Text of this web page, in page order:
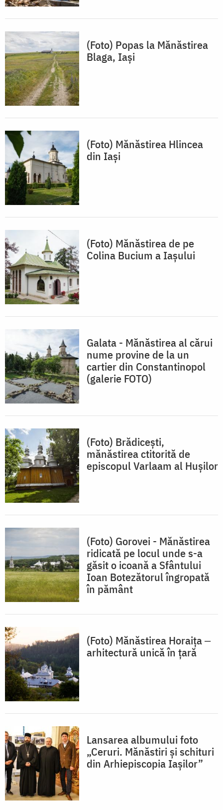
(Foto) Popas la Mănăstirea
Blaga, Iași
(Foto) Mănăstirea Hlincea
din Iași
(Foto) Mănăstirea de pe
Colina Bucium a Iașului
Galata - Mănăstirea al cărui
nume provine de la un
cartier din Constantinopol
(galerie FOTO)
(Foto) Brădiceşti,
mănăstirea ctitorită de
episcopul Varlaam al Huşilor
(Foto) Gorovei - Mănăstirea
ridicată pe locul unde s-a
găsit o icoană a Sfântului
Ioan Botezătorul îngropată
în pământ
(Foto) Mănăstirea Horaița ‒
arhitectură unică în țară
Lansarea albumului foto
„Ceruri. Mănăstiri și schituri
din Arhiepiscopia Iașilor”